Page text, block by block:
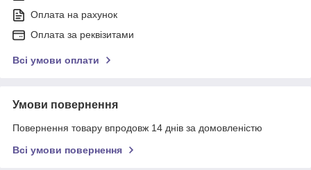
Оплата на рахунок
Оплата за реквізитами
Всі умови оплати
Умови повернення
Повернення товару впродовж 14 днів за домовленістю
Всі умови повернення